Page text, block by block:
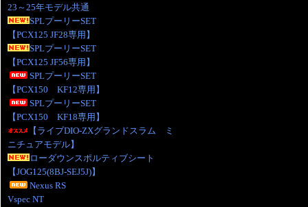
23～25年モデル共通
SPLプーリーSET
【PCX125 JF28専用】
SPLプーリーSET
【PCX125 JF56専用】
SPLプーリーSET
【PCX150 KF12専用】
SPLプーリーSET
【PCX150 KF18専用】
【ライブDIO-ZXグランドスラム ミ
ニチュアモデル】
ローダウンスポルティブシート
【JOG125(8BJ-SEJ5J)】
Nexus RS
Vspec NT